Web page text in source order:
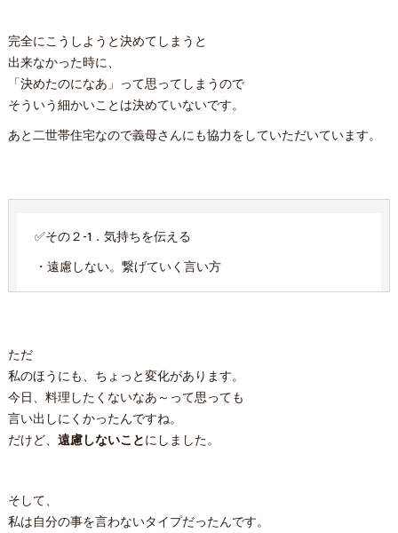
完全にこうしようと決めてしまうと
出来なかった時に、
「決めたのになあ」って思ってしまうので
そういう細かいことは決めていないです。
あと二世帯住宅なので義母さんにも協力をしていただいています。
✅その２-1．気持ちを伝える
・遠慮しない。繋げていく言い方
ただ
私のほうにも、ちょっと変化があります。
今日、料理したくないなあ～って思っても
言い出しにくかったんですね。
だけど、 遠慮しないことにしました。
そして、
私は自分の事を言わないタイプだったんです。